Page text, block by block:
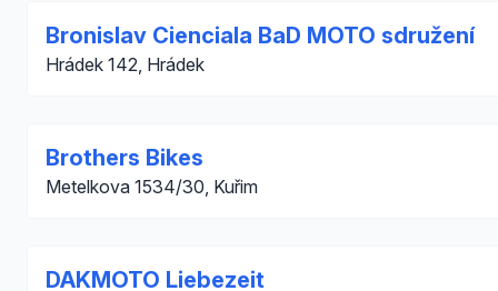
Bronislav Cienciala BaD MOTO sdružení
Hrádek 142, Hrádek
Brothers Bikes
Metelkova 1534/30, Kuřim
DAKMOTO Liebezeit